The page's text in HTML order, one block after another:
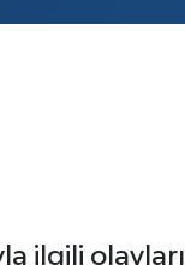
ilgili olayları